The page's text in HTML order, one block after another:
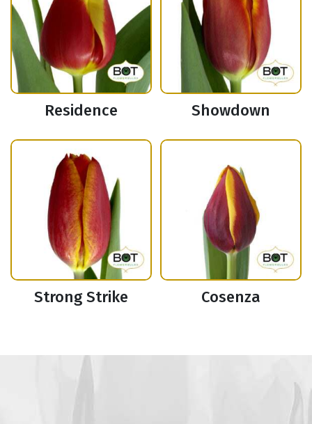
Residence Showdown
Strong Strike Cosenza